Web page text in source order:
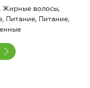
Жирные волосы,
Питание, Питание,